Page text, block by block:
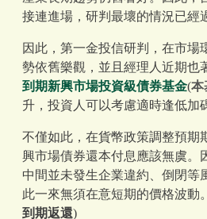
接連進場，研判最壞的情況已經
因此，第一金投信研判，在市
勢依舊樂觀，並且經理人近期也
到期新興市場投資級債券基金(本
升，投資人可以考慮適時逢低加
不僅如此，在貨幣政策調整預期
興市場債券還本付息應該無虞。
中間並未發生企業違約、倒閉等
此一來無須在意短期的價格波動。
到期返還)